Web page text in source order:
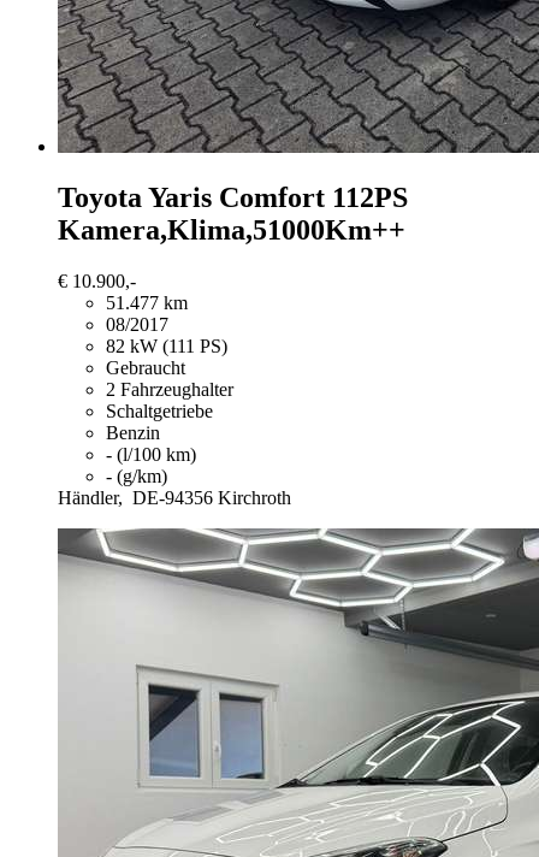
Toyota Yaris Comfort 112PS
Kamera,Klima,51000Km++
€ 10.900,-
51.477 km
08/2017
82 kW (111 PS)
Gebraucht
2 Fahrzeughalter
Schaltgetriebe
Benzin
- (l/100 km)
- (g/km)
Händler, DE-94356 Kirchroth